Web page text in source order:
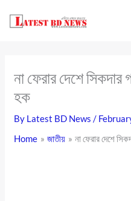
না ফেরার দেশে
হক
By Latest BD News/
Home
জাতীয় না ফেরার দেশে